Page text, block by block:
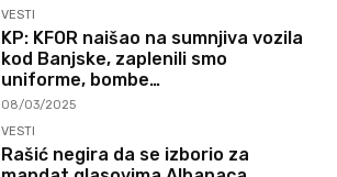
VESTI
KP: KFOR naišao na sumnjiva vozila
kod Banjske, zaplenili smo
uniforme, bombe…
08/03/2025
VESTI
Rašić negira da se izborio za